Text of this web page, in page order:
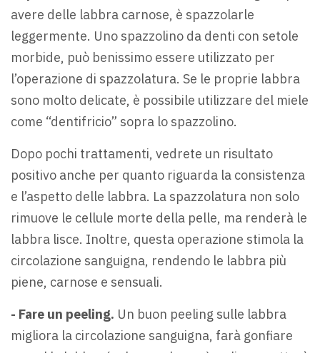
avere delle labbra carnose, è spazzolarle
leggermente. Uno spazzolino da denti con setole
morbide, può benissimo essere utilizzato per
l’operazione di spazzolatura. Se le proprie labbra
sono molto delicate, è possibile utilizzare del miele
come “dentifricio” sopra lo spazzolino.
Dopo pochi trattamenti, vedrete un risultato
positivo anche per quanto riguarda la consistenza
e l’aspetto delle labbra. La spazzolatura non solo
rimuove le cellule morte della pelle, ma renderà le
labbra lisce. Inoltre, questa operazione stimola la
circolazione sanguigna, rendendo le labbra più
piene, carnose e sensuali.
- Fare un peeling. Un buon peeling sulle labbra
migliora la circolazione sanguigna, farà gonfiare